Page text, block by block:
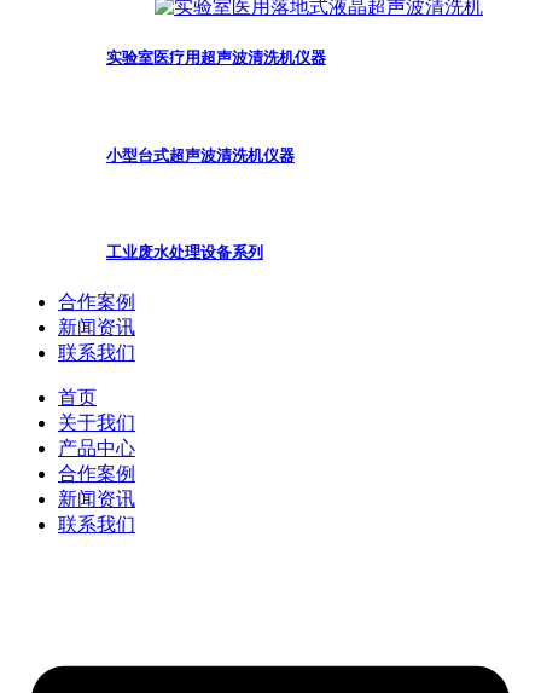
实验室医疗用超声波清洗机仪器
小型台式超声波清洗机仪器
工业废水处理设备系列
合作案例
新闻资讯
联系我们
首页
关于我们
产品中心
合作案例
新闻资讯
联系我们